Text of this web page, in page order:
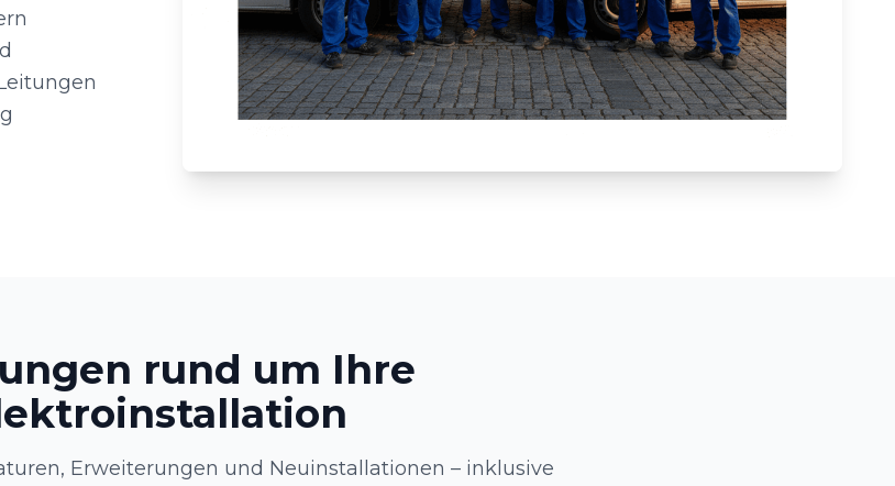
rund um Ihre
Erweiterungen und Neuinstallationen – inklusive